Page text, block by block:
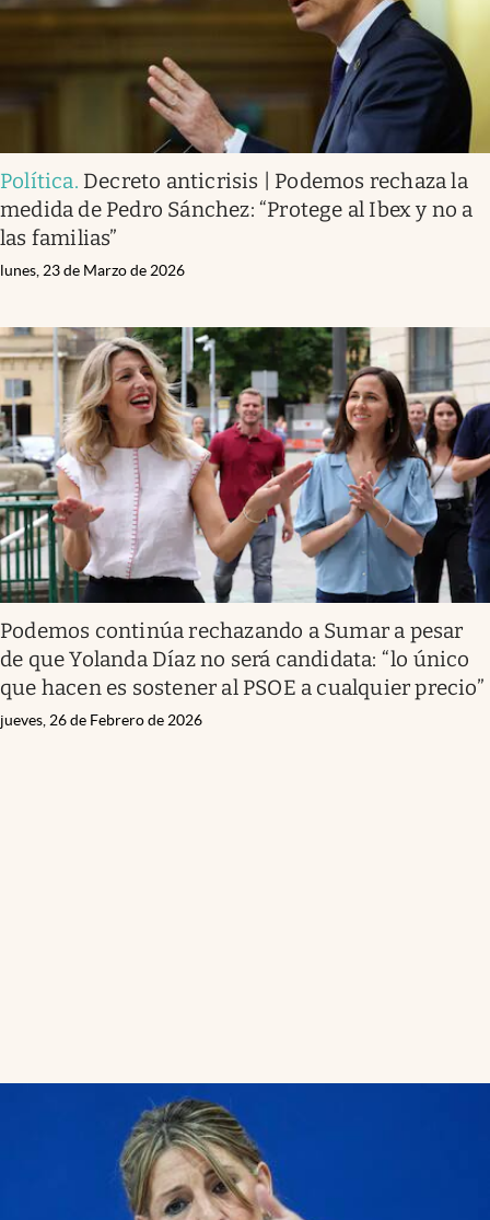
Política. Decreto anticrisis | Podemos rechaza la
medida de Pedro Sánchez: “Protege al Ibex y no a
las familias”
lunes, 23 de Marzo de 2026
Podemos continúa rechazando a Sumar a pesar
de que Yolanda Díaz no será candidata: “lo único
que hacen es sostener al PSOE a cualquier precio”
jueves, 26 de Febrero de 2026